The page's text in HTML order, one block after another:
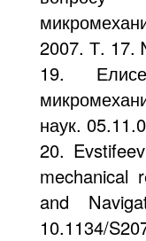
2007. Т.
19.
наук.
20.
mechanical
and
10.1134/